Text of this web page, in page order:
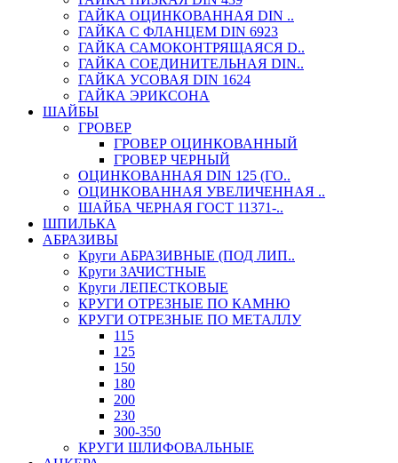
ГАЙКА ОЦИНКОВАННАЯ DIN ..
ГАЙКА С ФЛАНЦЕМ DIN 6923
ГАЙКА САМОКОНТРЯЩАЯСЯ D..
ГАЙКА СОЕДИНИТЕЛЬНАЯ DIN..
ГАЙКА УСОВАЯ DIN 1624
ГАЙКА ЭРИКСОНА
ШАЙБЫ
ГРОВЕР
ГРОВЕР ОЦИНКОВАННЫЙ
ГРОВЕР ЧЕРНЫЙ
ОЦИНКОВАННАЯ DIN 125 (ГО..
ОЦИНКОВАННАЯ УВЕЛИЧЕННАЯ ..
ШАЙБА ЧЕРНАЯ ГОСТ 11371-..
ШПИЛЬКА
АБРАЗИВЫ
Круги АБРАЗИВНЫЕ (ПОД ЛИП..
Круги ЗАЧИСТНЫЕ
Круги ЛЕПЕСТКОВЫЕ
КРУГИ ОТРЕЗНЫЕ ПО КАМНЮ
КРУГИ ОТРЕЗНЫЕ ПО МЕТАЛЛУ
115
125
150
180
200
230
300-350
КРУГИ ШЛИФОВАЛЬНЫЕ